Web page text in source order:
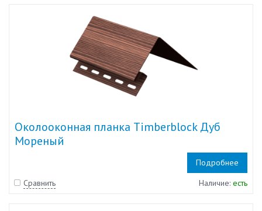
Околооконная планка Timberblock Дуб
Мореный
Подробнее
Сравнить
Наличие: есть